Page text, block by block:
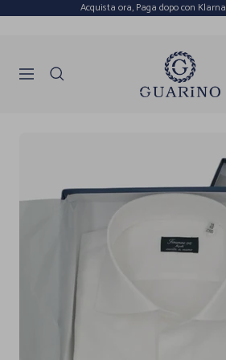
Acquista ora, Paga dopo con Klarna
Navigazione
Guarino